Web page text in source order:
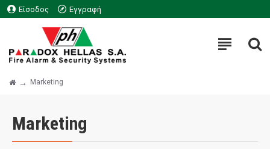
Είσοδος Εγγραφή
Marketing
Marketing